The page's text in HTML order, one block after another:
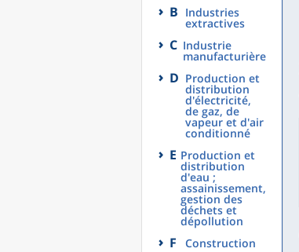
B Industries
extractives
C Industrie
manufacturière
D Production et
distribution
d'électricité,
de gaz, de
vapeur et d'air
conditionné
E Production et
distribution
d'eau ;
assainissement,
gestion des
déchets et
dépollution
F Construction